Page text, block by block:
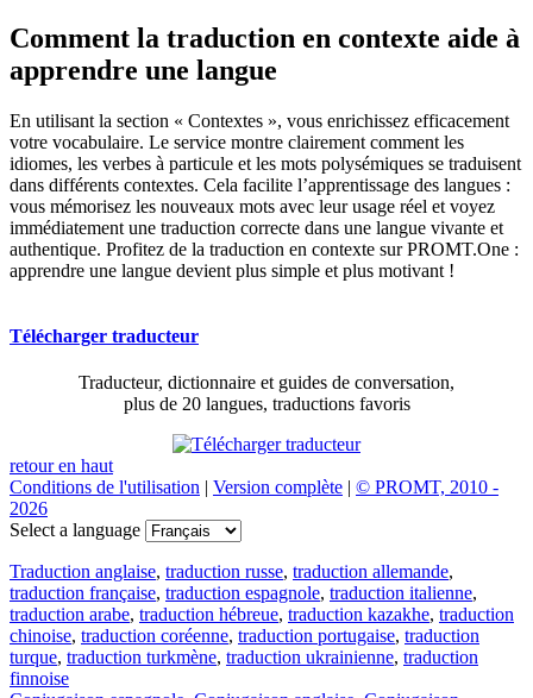
Comment la traduction en contexte aide à
apprendre une langue
En utilisant la section « Contextes », vous enrichissez efficacement
votre vocabulaire. Le service montre clairement comment les
idiomes, les verbes à particule et les mots polysémiques se traduisent
dans différents contextes. Cela facilite l’apprentissage des langues :
vous mémorisez les nouveaux mots avec leur usage réel et voyez
immédiatement une traduction correcte dans une langue vivante et
authentique. Profitez de la traduction en contexte sur PROMT.One :
apprendre une langue devient plus simple et plus motivant !
Télécharger traducteur
Traducteur, dictionnaire et guides de conversation,
plus de 20 langues, traductions favoris
retour en haut
Conditions de l'utilisation | Version complète | © PROMT, 2010 -
2026
Select a language
Traduction anglaise, traduction russe, traduction allemande,
traduction française, traduction espagnole, traduction italienne,
traduction arabe, traduction hébreue, traduction kazakhe, traduction
chinoise, traduction coréenne, traduction portugaise, traduction
turque, traduction turkmène, traduction ukrainienne, traduction
finnoise